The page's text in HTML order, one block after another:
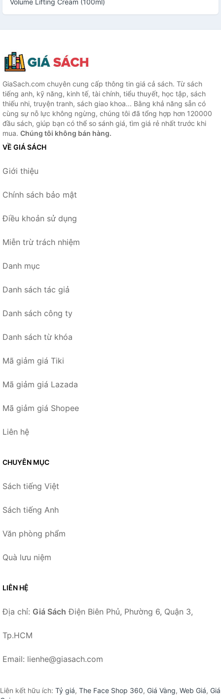
Volume Lifting Cream (100ml)
GiaSach.com chuyên cung cấp thông tin giá cả sách. Từ sách
tiếng anh, kỹ năng, kinh tế, tài chính, tiểu thuyết, học tập, sách
thiếu nhi, truyện tranh, sách giao khoa... Bằng khả năng sẵn có
cùng sự nỗ lực không ngừng, chúng tôi đã tổng hợp hơn 120000
đầu sách, giúp bạn có thể so sánh giá, tìm giá rẻ nhất trước khi
mua. Chúng tôi không bán hàng.
VỀ GIÁ SÁCH
Giới thiệu
Chính sách bảo mật
Điều khoản sử dụng
Miễn trừ trách nhiệm
Danh mục
Danh sách tác giả
Danh sách công ty
Danh sách từ khóa
Mã giảm giá Tiki
Mã giảm giá Lazada
Mã giảm giá Shopee
Liên hệ
CHUYÊN MỤC
Sách tiếng Việt
Sách tiếng Anh
Văn phòng phẩm
Quà lưu niệm
LIÊN HỆ
Địa chỉ: Giá Sách Điện Biên Phủ, Phường 6, Quận 3,
Tp.HCM
Email: lienhe@giasach.com
Liên kết hữu ích: Tỷ giá, The Face Shop 360, Giá Vàng, Web Giá, Giá